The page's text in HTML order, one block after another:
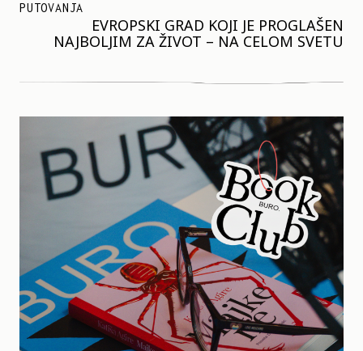
PUTOVANJA
EVROPSKI GRAD KOJI JE PROGLAŠEN
NAJBOLJIM ZA ŽIVOT – NA CELOM SVETU